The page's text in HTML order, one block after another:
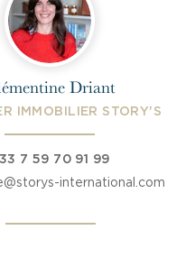
Driant
IMMOBILIER STORY'S
7 59 70 91 99
international.com